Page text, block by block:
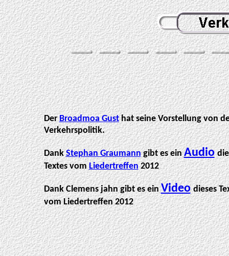
DerBroadmoa Gusthat seine Vorstellung von
Verkehrspolitik.
DankStephan Graumanngibt es einAudio
Textes vomLiedertreffen2012
Dank Clemens jahn gibt es einVideo dieses
vom Liedertreffen 2012